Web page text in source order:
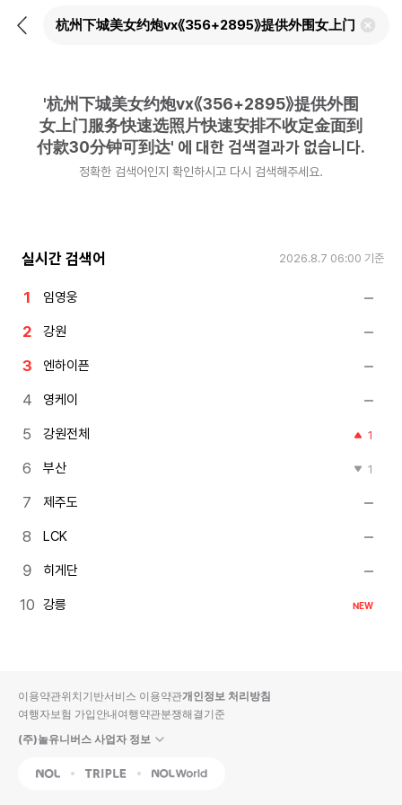
뒤
검
'杭州下城美女约炮vx《356+2895》提供外围
女上门服务快速选照片快速安排不收定金面到
付款30分钟可到达' 에 대한 검색결과가 없습니다.
정확한 검색어인지 확인하시고 다시 검색해주세요.
실시간 검색어 2026.8.7 06:00 기준
임영웅
강원
엔하이픈
영케이
강원전체 1
부산 1
제주도
LCK
히게단
강릉 NEW
이용약관위치기반서비스 이용약관개인정보 처리방침
여행자보험 가입안내여행약관분쟁해결기준
(주)놀유니버스 사업자 정보
NOL Triple Interpark Global